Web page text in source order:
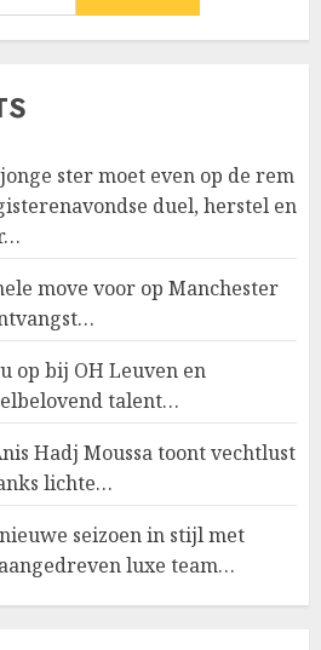
ster moet even op de rem
duel, herstel en
move voor op Manchester
op bij OH Leuven en
talent…
Hadj Moussa toont vechtlust
lichte…
seizoen in stijl met
luxe team…